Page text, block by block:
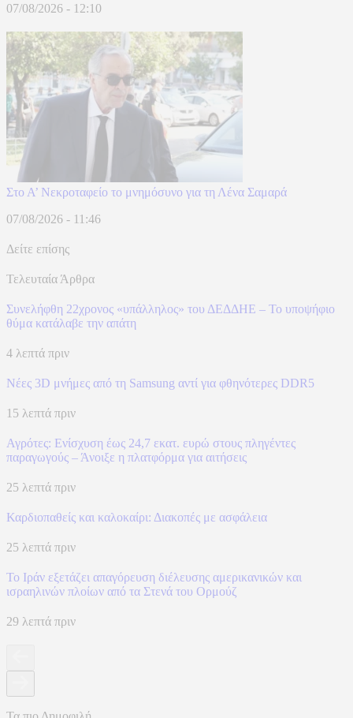
07/08/2026 - 12:10
Στο Α’ Νεκροταφείο το μνημόσυνο για τη Λένα Σαμαρά
07/08/2026 - 11:46
Δείτε επίσης
Τελευταία Άρθρα
Συνελήφθη 22χρονος «υπάλληλος» του ΔΕΔΔΗΕ – Το υποψήφιο
θύμα κατάλαβε την απάτη
4 λεπτά πριν
Νέες 3D μνήμες από τη Samsung αντί για φθηνότερες DDR5
15 λεπτά πριν
Αγρότες: Ενίσχυση έως 24,7 εκατ. ευρώ στους πληγέντες
παραγωγούς – Άνοιξε η πλατφόρμα για αιτήσεις
25 λεπτά πριν
Καρδιοπαθείς και καλοκαίρι: Διακοπές με ασφάλεια
25 λεπτά πριν
Το Ιράν εξετάζει απαγόρευση διέλευσης αμερικανικών και
ισραηλινών πλοίων από τα Στενά του Ορμούζ
29 λεπτά πριν